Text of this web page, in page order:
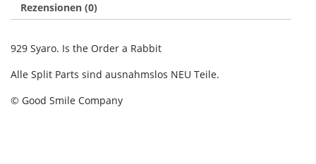
Rezensionen (0)
929 Syaro. Is the Order a Rabbit
Alle Split Parts sind ausnahmslos NEU Teile.
© Good Smile Company